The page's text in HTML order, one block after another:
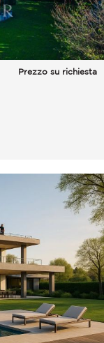
Prezzo su richiesta